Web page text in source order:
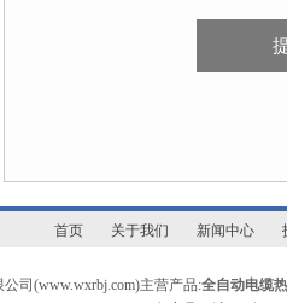
首页 关于我们 新闻中心
司(www.wxrbj.com)主营产品:全自动电缆